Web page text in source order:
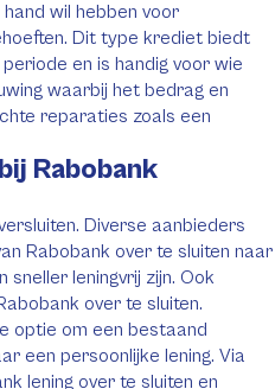
wil hebben voor
Dit type krediet biedt
en is handig voor wie
waarbij het bedrag en
reparaties zoals een
Rabobank
Diverse aanbieders
Rabobank over te sluiten naar
leningvrij zijn. Ook
over te sluiten.
optie om een bestaand
een persoonlijke lening. Via
lening over te sluiten en